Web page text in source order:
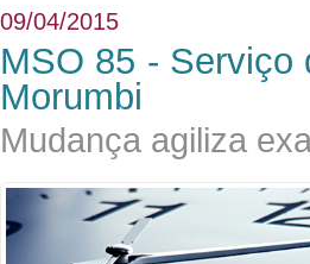
09/04/2015
MSO 85 - Serviço
Morumbi
Mudança agiliza